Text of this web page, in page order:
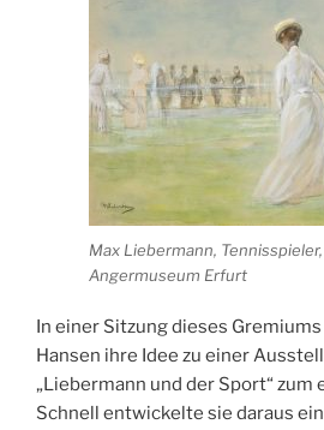
Max Liebermann, Tennisspieler,
Angermuseum Erfurt
In einer Sitzung dieses
Hansen ihre Idee zu einer
„Liebermann und der Sport“ zum
Schnell entwickelte sie daraus